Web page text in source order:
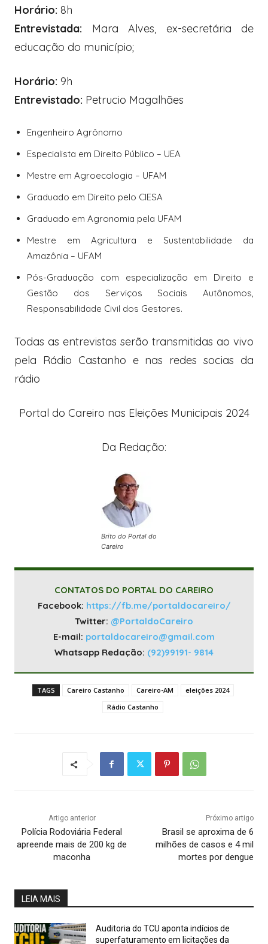
Horário: 8h
Entrevistada: Mara Alves, ex-secretária de
educação do município;
Horário: 9h
Entrevistado: Petrucio Magalhães
Engenheiro Agrônomo
Especialista em Direito Público – UEA
Mestre em Agroecologia – UFAM
Graduado em Direito pelo CIESA
Graduado em Agronomia pela UFAM
Mestre em Agricultura e Sustentabilidade da
Amazônia – UFAM
Pós-Graduação com especialização em Direito e
Gestão dos Serviços Sociais Autônomos,
Responsabilidade Civil dos Gestores.
Todas as entrevistas serão transmitidas ao vivo
pela Rádio Castanho e nas redes socias da
rádio
Portal do Careiro nas Eleições Municipais 2024
Da Redação:
Brito do Portal do
Careiro
CONTATOS DO PORTAL DO CAREIRO
Facebook: https://fb.me/portaldocareiro/
Twitter: @PortaldoCareiro
E-mail: portaldocareiro@gmail.com
Whatsapp Redação: (92)99191- 9814
TAGS Careiro Castanho Careiro-AM
eleições 2024
Rádio Castanho
Artigo anterior
Polícia Rodoviária Federal
apreende mais de 200 kg de
maconha
Próximo artigo
Brasil se aproxima de 6
milhões de casos e 4 mil
mortes por dengue
LEIA MAIS
Auditoria do TCU aponta indícios de
superfaturamento em licitações da